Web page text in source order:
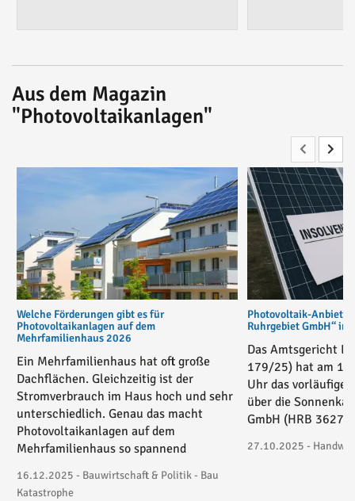
Aus dem Magazin
"Photovoltaikanlagen"
Welche Förderungen gibt es für
Photovoltaikanlagen auf dem
Mehrfamilienhaus 2026
Ein Mehrfamilienhaus hat oft große
Dachflächen. Gleichzeitig ist der
Stromverbrauch im Haus hoch und sehr
unterschiedlich. Genau das macht
Photovoltaikanlagen auf dem
Mehrfamilienhaus so spannend
16.12.2025 - Bauwirtschaft & Politik - Bau
Katastrophe
Photovoltaik-Anbieter
Ruhrgebiet GmbH“ in
Das Amtsgericht
179/25) hat am
Uhr das vorläufige
über die
GmbH (HRB
27.10.2025 -